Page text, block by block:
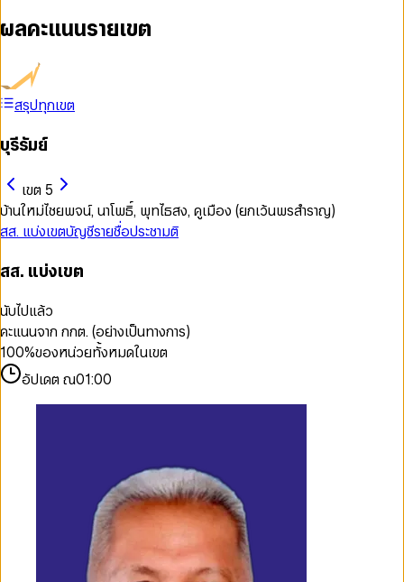
ผลคะแนนรายเขต
สรุปทุกเขต
บุรีรัมย์
เขต 5
บ้านใหม่ไชยพจน์, นาโพธิ์, พุทไธสง, คูเมือง (ยกเว้นพรสำราญ)
สส. แบ่งเขตบัญชีรายชื่อประชามติ
สส. แบ่งเขต
นับไปแล้ว
คะแนนจาก กกต. (อย่างเป็นทางการ)
100%ของหน่วยทั้งหมดในเขต
อัปเดต ณ01:00